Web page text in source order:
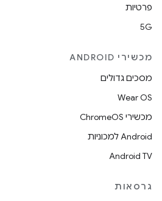
פרטיות
5G
מכשירי ANDROID
מסכים גדולים
Wear OS
מכשירי ChromeOS
Android למכוניות
Android TV
גרסאות